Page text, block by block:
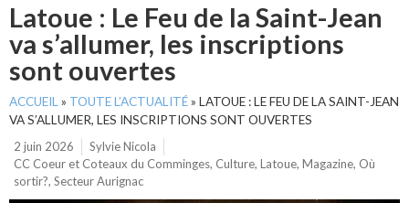
Latoue : Le Feu de la Saint-Jean
va s’allumer, les inscriptions
sont ouvertes
ACCUEIL » TOUTE L’ACTUALITÉ» LATOUE : LE FEU DE LA SAINT-JEAN
VA S’ALLUMER, LES INSCRIPTIONS SONT OUVERTES
2 juin 2026
Sylvie Nicola
CC Coeur et Coteaux du Comminges, Culture, Latoue, Magazine, Où
sortir?, Secteur Aurignac